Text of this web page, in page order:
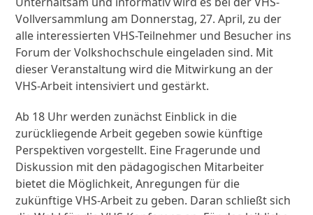
Vollversammlung am Donnerstag, 27. April, zu der
alle interessierten VHS-Teilnehmer und Besucher ins
Forum der Volkshochschule eingeladen sind. Mit
dieser Veranstaltung wird die Mitwirkung an der
VHS-Arbeit intensiviert und gestärkt.
Ab 18 Uhr werden zunächst Einblick in die
zurückliegende Arbeit gegeben sowie künftige
Perspektiven vorgestellt. Eine Fragerunde und
Diskussion mit den pädagogischen Mitarbeiter
bietet die Möglichkeit, Anregungen für die
zukünftige VHS-Arbeit zu geben. Daran schließt sich